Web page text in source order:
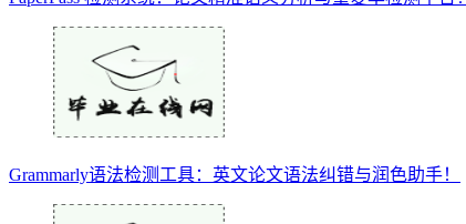
Grammarly语法检测工具：英文论文语法纠错与润色助手！